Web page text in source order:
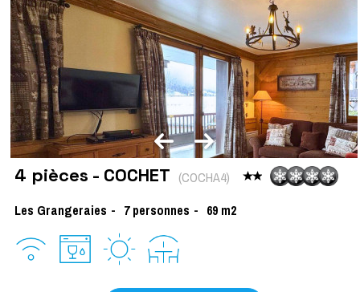
4 pièces - COCHET (COCHA4)
Les Grangeraies
7 personnes 69 m2